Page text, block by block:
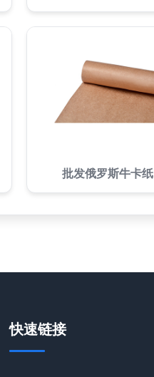
批发俄罗斯牛卡纸
快速链接